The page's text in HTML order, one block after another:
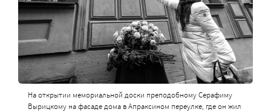
На открытии мемориальной доски преподобному Серафиму
Вырицкому на фасаде дома в Апраксином переулке, где он жил